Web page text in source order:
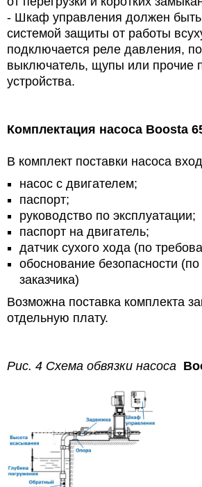
- Шкаф управления должен быть
системой защиты от работы
подключается реле давления,
выключатель, щупы или прочие
устройства.
Комплектация насоса Boosta
В комплект поставки насоса
насос с двигателем;
паспорт;
руководство по эксплуатации;
паспорт на двигатель;
датчик сухого хода (по
обоснование безопасности
заказчика)
Возможна поставка комплекта
отдельную плату.
Рис. 4 Схема обвязки насоса